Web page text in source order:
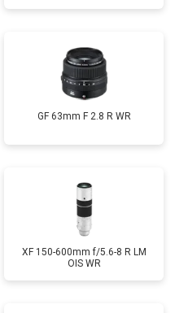
GF 63mm F 2.8 R WR
XF 150-600mm f/5.6-8 R LM
OIS WR